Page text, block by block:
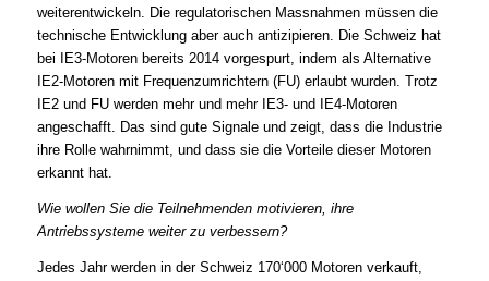
weiterentwickeln. Die regulatorischen Massnahmen müssen die
technische Entwicklung aber auch antizipieren. Die Schweiz hat
bei IE3-Motoren bereits 2014 vorgespurt, indem als Alternative
IE2-Motoren mit Frequenzumrichtern (FU) erlaubt wurden. Trotz
IE2 und FU werden mehr und mehr IE3- und IE4-Motoren
angeschafft. Das sind gute Signale und zeigt, dass die Industrie
ihre Rolle wahrnimmt, und dass sie die Vorteile dieser Motoren
erkannt hat.
Wie wollen Sie die Teilnehmenden motivieren, ihre
Antriebssysteme weiter zu verbessern?
Jedes Jahr werden in der Schweiz 170‘000 Motoren verkauft,